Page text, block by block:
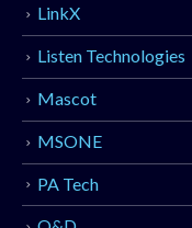
LinkX
Listen Technologies
Mascot
MSONE
PA Tech